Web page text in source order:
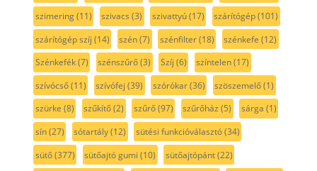
szimering(11) szivacs (3) szivattyú(17) szárítógép(101)
szárítógép szíj (14) szén(7) szénfilter(18) szénkefe (12)
Szénkefék(7) szénszűrő(3) Szíj (6) színtelen(17)
szívócső(11) szívófej (39) szórókar(36) szöszemelő(1)
szürke (8) szűkítő(2) szűrő(97) szűrőház (5) sárga (1)
sín(27) sótartály(12) sütési funkcióválasztó(34)
sütő(377) sütőajtó gumi (10) sütőajtópánt(22)